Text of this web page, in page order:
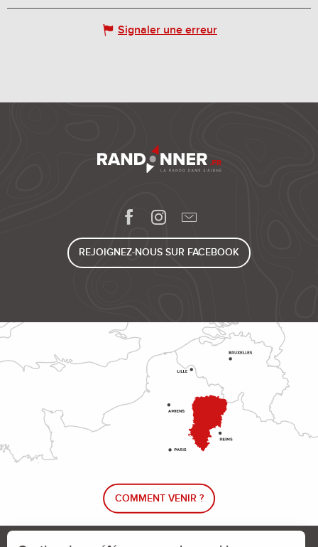
Signaler une erreur
REJOIGNEZ-NOUS SUR FACEBOOK
COMMENT VENIR ?
Le blog rando !